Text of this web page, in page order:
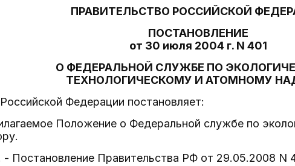
ПРАВИТЕЛЬСТВО РОССИЙСКОЙ
ПОСТАНОВЛЕНИЕ
от 30 июля 2004 г. N 401
О ФЕДЕРАЛЬНОЙ СЛУЖБЕ ПО
ТЕХНОЛОГИЧЕСКОМУ И АТОМНОМУ
Федерации постановляет:
Положение о Федеральной службе по
- Постановление Правительства РФ от 29.05.2008 N